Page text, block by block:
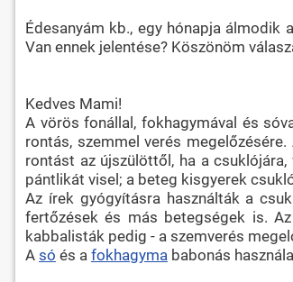
Édesanyám kb., egy hónapja álmodik
Van ennek jelentése? Köszönöm
Kedves Mami!
A vörös fonállal, fokhagymával és
rontás, szemmel verés
rontást az újszülöttől, ha a
pántlikát visel; a beteg kisgyerek
Az írek gyógyításra használták a
fertőzések és más betegségek is.
kabbalisták pedig - a szemverés
A só és a fokhagyma babonás